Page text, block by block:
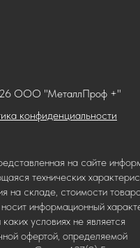
конфиденциальности
ООО "МеталлПроф +"
на сайте
технических
на складе, стоимости
носит информационный
каких условиях не является
офертой, определяемой